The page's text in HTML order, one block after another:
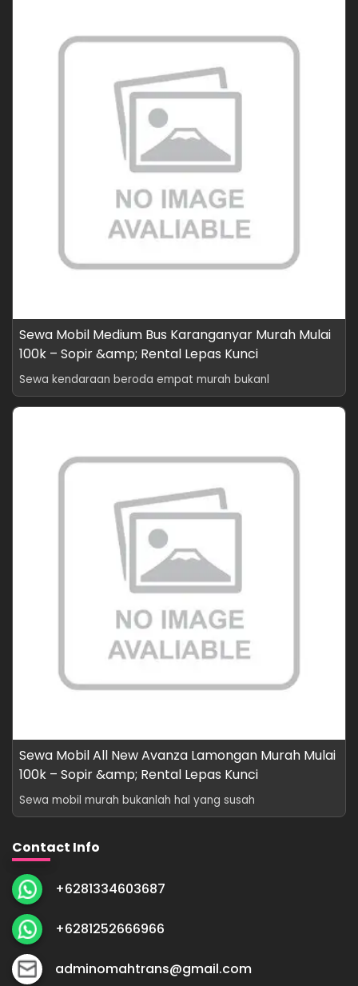
Sewa Mobil Medium Bus Karanganyar Murah Mulai
100k – Sopir &amp; Rental Lepas Kunci
Sewa kendaraan beroda empat murah bukanl
Sewa Mobil All New Avanza Lamongan Murah Mulai
100k – Sopir &amp; Rental Lepas Kunci
Sewa mobil murah bukanlah hal yang susah
Contact Info
+6281334603687
+6281252666966
adminomahtrans@gmail.com